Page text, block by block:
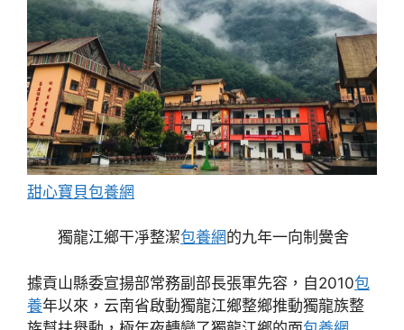
甜心寶貝包養網
獨龍江鄉干凈整潔包養網的九年一向制黌舍
據貢山縣委宣揚部常務副部長張軍先容，自2010包
養年以來，云南省啟動獨龍江鄉整鄉推動獨龍族整